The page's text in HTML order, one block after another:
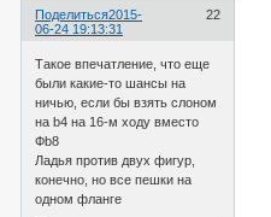
Поделиться 22
2015-
06-24 19:13:31
Такое впечатление, что еще
были какие-то шансы на
ничью, если бы взять слоном
на b4 на 16-м ходу вместо
Фb8
Ладья против двух фигур,
конечно, но все пешки на
одном фланге